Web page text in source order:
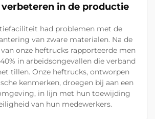
in de productie
had problemen met de
van zware materialen. Na de
onze heftrucks rapporteerde men
in arbeidsongevallen die verband
tillen. Onze heftrucks, ontworpen
kenmerken, droegen bij aan een
in lijn met hun toewijding
van hun medewerkers.